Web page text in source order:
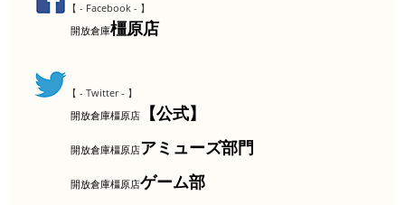
【 - Facebook - 】
開放倉庫橿原店
【 - Twitter - 】
開放倉庫橿原店
【公式】
開放倉庫橿原店アミューズ部門
開放倉庫橿原店ゲーム部